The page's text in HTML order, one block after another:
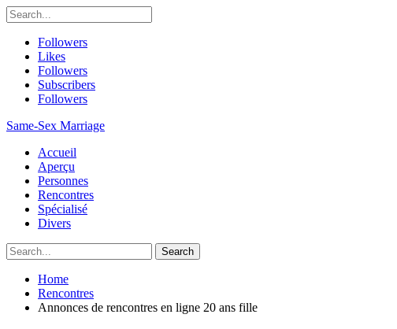
Followers
Likes
Followers
Subscribers
Followers
Same-Sex Marriage
Accueil
Aperçu
Personnes
Rencontres
Spécialisé
Divers
Home
Rencontres
Annonces de rencontres en ligne 20 ans fille